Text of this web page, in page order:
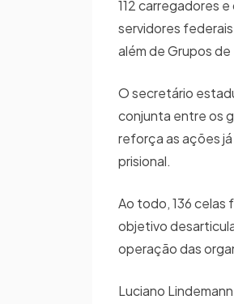
112 carregadores
servidores federais
além de Grupos
O secretário
conjunta entre os
reforça as ações
prisional.
Ao todo, 136
objetivo
operação das
Luciano